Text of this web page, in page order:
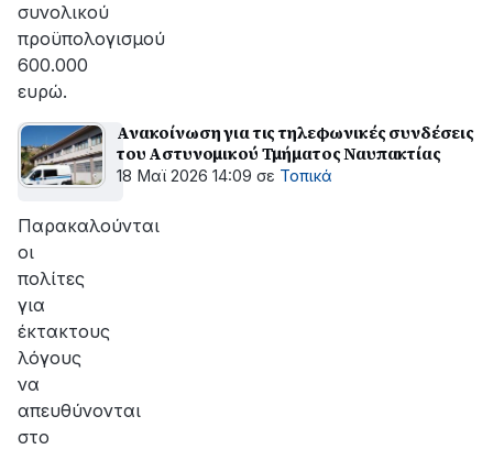
συνολικού
προϋπολογισμού
600.000
ευρώ.
Ανακοίνωση για τις τηλεφωνικές συνδέσεις
του Αστυνομικού Τμήματος Ναυπακτίας
18 Μαϊ 2026 14:09 σε Τοπικά
Παρακαλούνται
οι
πολίτες
για
έκτακτους
λόγους
να
απευθύνονται
στο